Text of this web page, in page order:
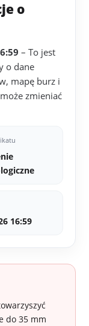
o
– To jest
o dane
mapę burz i
zmieniać
16:59
do 35 mm